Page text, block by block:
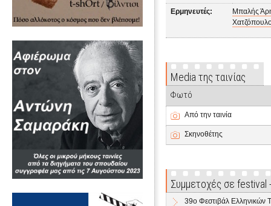
Ερμηνευτές:
Μπαλής
Media της ταινίας
Φωτό
Από την ταινία
Σκηνοθέτης
Συμμετοχές σε
39o Φεστιβάλ Ελληνικών